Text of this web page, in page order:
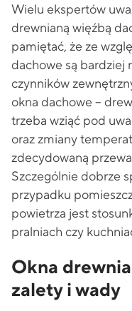
Wielu ekspertów
drewnianą więźbą
pamiętać, że ze
dachowe są bardziej
czynników
okna dachowe –
trzeba wziąć pod
oraz zmiany
zdecydowaną
Szczególnie dobrze
przypadku
powietrza jest
pralniach czy
Okna
zalety i wady